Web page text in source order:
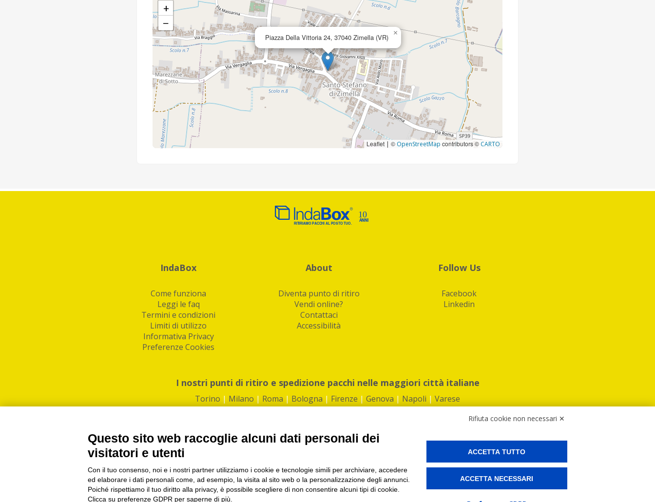
Piazza Della Vittoria 24, 37040 Zimella (VR) ×
+
−
Leaflet | © OpenStreetMap contributors © CARTO
IndaBox
Come funziona
Leggi le faq
Termini e condizioni
Limiti di utilizzo
Informativa Privacy
Preferenze Cookies
About
Diventa punto di ritiro
Vendi online?
Contattaci
Accessibilità
Follow Us
Facebook
Linkedin
I nostri punti di ritiro e spedizione pacchi nelle maggiori città italiane
Torino | Milano | Roma | Bologna | Firenze | Genova | Napoli | Varese
PI/CF/N°Iscr.: 10821360012 | REA: RM 1494760 | Cap.Soc.: 50.000€ |Whistleblowing|Privacy|Preferenze Cookies
IndaBox | Oltre 11.500 punti di ritiro tra Bar, Tabaccai, Edicole e Kipoint per ritirare i tuoi acquisti online e spedire i tuoi pacchi.
Rifiuta cookie non necessari ✕
Questo sito web raccoglie alcuni dati personali dei
visitatori e utenti
Con il tuo consenso, noi e i nostri partner utilizziamo i cookie e tecnologie simili per archiviare, accedere
ed elaborare i dati personali come, ad esempio, la visita al sito web o la personalizzazione degli annunci.
Poiché rispettiamo il tuo diritto alla privacy, è possibile scegliere di non consentire alcuni tipi di cookie.
Clicca su preferenze GDPR per saperne di più.
ACCETTA TUTTO
ACCETTA NECESSARI